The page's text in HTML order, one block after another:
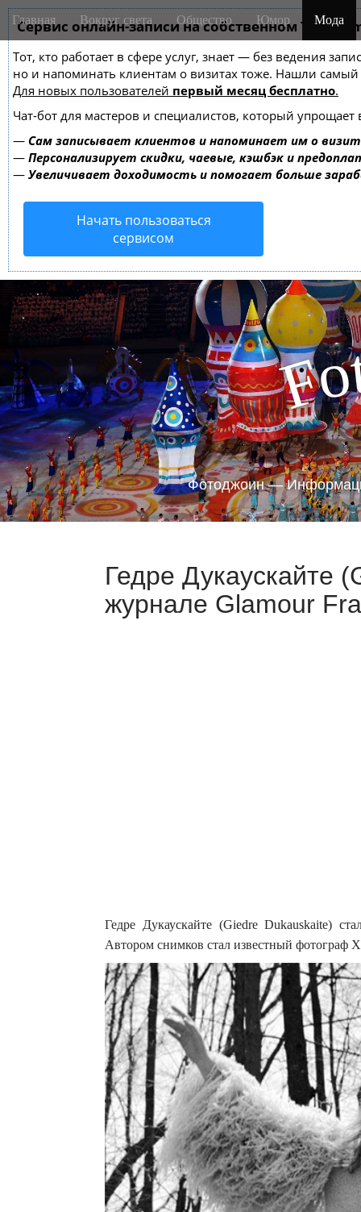
Сервис онлайн-записи на собственном
Тот, кто работает в сфере услуг, знает — без ведения
но и напоминать клиентам о визитах тоже. Нашли
Для новых пользователей первый месяц бесплатно.
Чат-бот для мастеров и специалистов, который упрощает
— Сам записывает клиентов и напоминает им о
— Персонализирует скидки, чаевые, кэшбэк и
— Увеличивает доходимость и помогает больше
Начать пользоваться
сервисом
M
a
n
m
e
n
u
i
Главная Вокруг света Общество Юмор Мода
Fo
Фотоджоин —
Гедре Дукаускайте
журнале Glamour
Гедре Дукаускайте (Giedre Dukauskaite)
Автором снимков стал известный фотограф